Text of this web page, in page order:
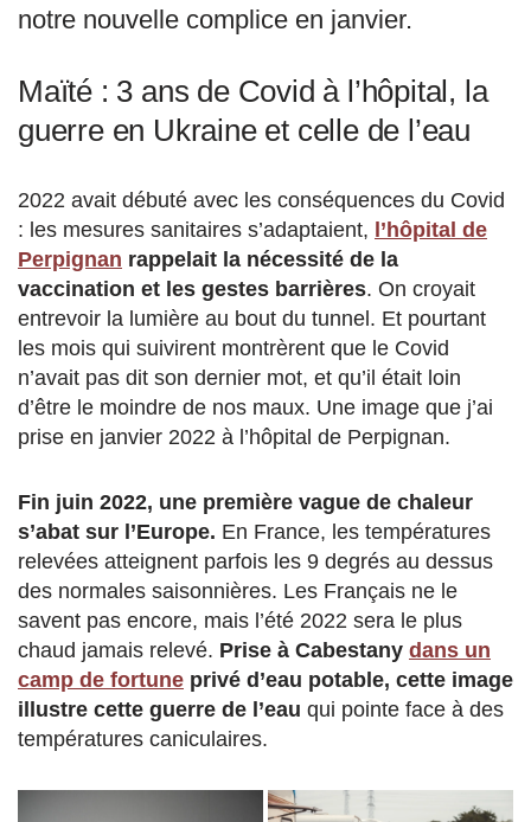
notre nouvelle complice en janvier.
Maïté : 3 ans de Covid à l’hôpital, la
guerre en Ukraine et celle de l’eau
2022 avait débuté avec les conséquences du Covid
: les mesures sanitaires s’adaptaient, l’hôpital de
Perpignan rappelait la nécessité de la
vaccination et les gestes barrières. On croyait
entrevoir la lumière au bout du tunnel. Et pourtant
les mois qui suivirent montrèrent que le Covid
n’avait pas dit son dernier mot, et qu’il était loin
d’être le moindre de nos maux. Une image que j’ai
prise en janvier 2022 à l’hôpital de Perpignan.
Fin juin 2022, une première vague de chaleur
s’abat sur l’Europe. En France, les températures
relevées atteignent parfois les 9 degrés au dessus
des normales saisonnières. Les Français ne le
savent pas encore, mais l’été 2022 sera le plus
chaud jamais relevé. Prise à Cabestany dans un
camp de fortune privé d’eau potable, cette image
illustre cette guerre de l’eau qui pointe face à des
températures caniculaires.